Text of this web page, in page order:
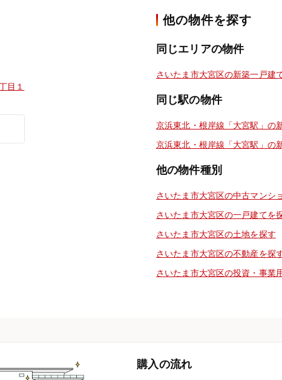
目１
他の物件を探す
同じエリアの物件
さいたま市大宮区の新築一戸建
同じ駅の物件
京浜東北・根岸線「大宮駅」の
京浜東北・根岸線「大宮駅」の
他の物件種別
さいたま市大宮区の中古マンシ
さいたま市大宮区の一戸建てを
さいたま市大宮区の土地を探す
さいたま市大宮区の不動産を探
さいたま市大宮区の投資・事業
購入の流れ